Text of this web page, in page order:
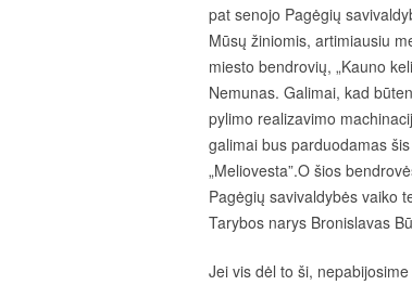
pat senojo Pagėgių
Mūsų žiniomis, artimiausiu
miesto bendrovių, „Kauno
Nemunas. Galimai, kad
pylimo realizavimo
galimai bus parduodamas
„Meliovesta”.O šios
Pagėgių savivaldybės vaiko
Tarybos narys Bronislavas
Jei vis dėl to ši,